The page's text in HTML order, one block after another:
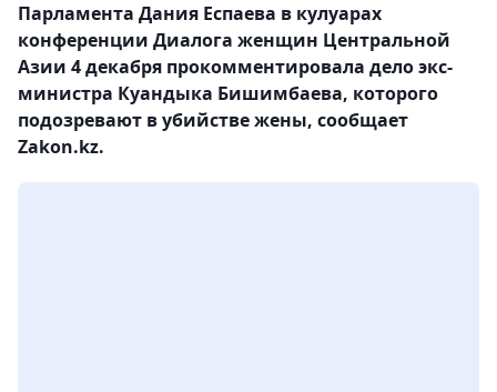
Парламента Дания Еспаева в кулуарах
конференции Диалога женщин Центральной
Азии 4 декабря прокомментировала дело экс-
министра Куандыка Бишимбаева, которого
подозревают в убийстве жены, сообщает
Zakon.kz.